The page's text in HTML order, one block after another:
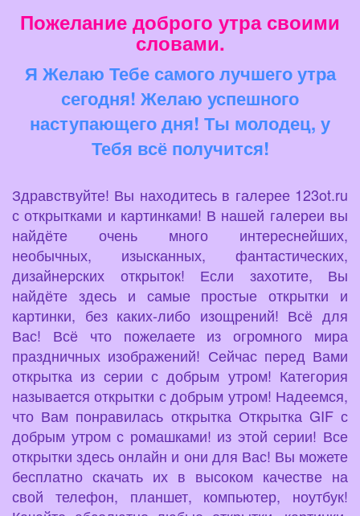
Пожелание доброго утра своими
словами.
Я Желаю Тебе самого лучшего утра
сегодня! Желаю успешного
наступающего дня! Ты молодец, у
Тебя всё получится!
Здравствуйте! Вы находитесь в галерее 123ot.ru
с открытками и картинками! В нашей галереи вы
найдёте очень много интереснейших,
необычных, изысканных, фантастических,
дизайнерских открыток! Если захотите, Вы
найдёте здесь и самые простые открытки и
картинки, без каких-либо изощрений! Всё для
Вас! Всё что пожелаете из огромного мира
праздничных изображений! Сейчас перед Вами
открытка из серии с добрым утром! Категория
называется открытки с добрым утром! Надеемся,
что Вам понравилась открытка Открытка GIF с
добрым утром с ромашками! из этой серии! Все
открытки здесь онлайн и они для Вас! Вы можете
бесплатно скачать их в высоком качестве на
свой телефон, планшет, компьютер, ноутбук!